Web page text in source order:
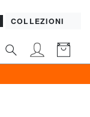
COLLEZIONI